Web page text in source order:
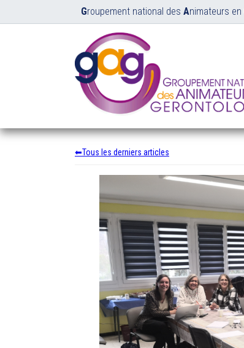
Groupement national des Animateurs en
Tous les derniers articles